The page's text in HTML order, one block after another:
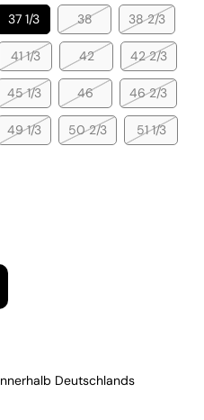
37 1/3 38 38 2/3
41 1/3 42 42 2/3
45 1/3 46 46 2/3
49 1/3 50 2/3 51 1/3
Deutschlands